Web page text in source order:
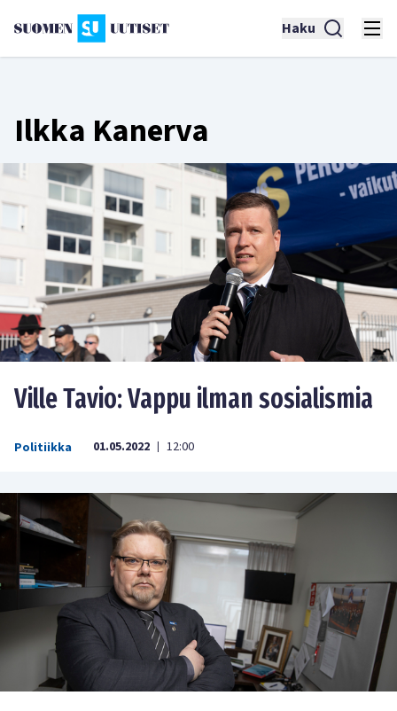
Haku
Ilkka Kanerva
Ville Tavio: Vappu ilman sosialismia
Politiikka 01.05.2022 | 12:00